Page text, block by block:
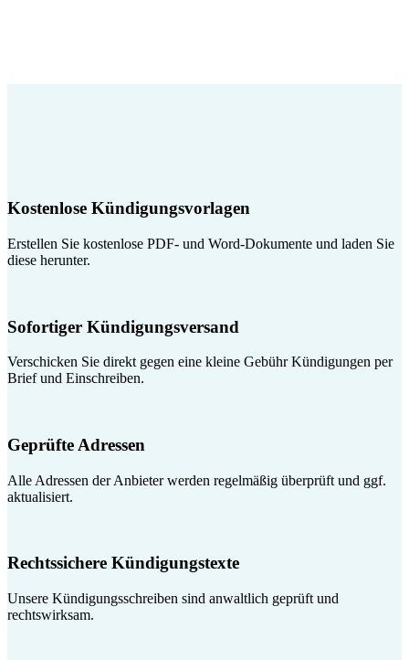
Kostenlose Kündigungsvorlagen
Erstellen Sie kostenlose PDF- und Word-Dokumente und laden Sie
diese herunter.
Sofortiger Kündigungsversand
Verschicken Sie direkt gegen eine kleine Gebühr Kündigungen per
Brief und Einschreiben.
Geprüfte Adressen
Alle Adressen der Anbieter werden regelmäßig überprüft und ggf.
aktualisiert.
Rechtssichere Kündigungstexte
Unsere Kündigungsschreiben sind anwaltlich geprüft und
rechtswirksam.